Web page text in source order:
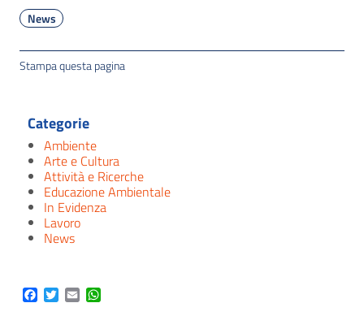
News
Stampa questa pagina
Categorie
Ambiente
Arte e Cultura
Attività e Ricerche
Educazione Ambientale
In Evidenza
Lavoro
News
Facebook
Twitter
Email